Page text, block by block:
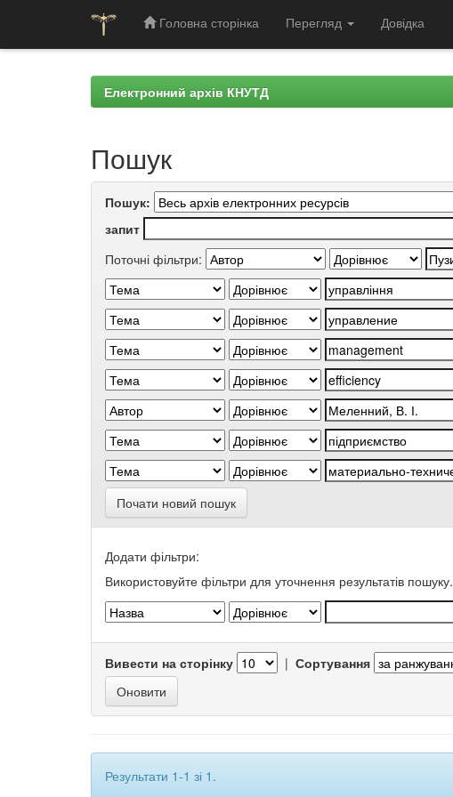
Головна сторінка Перегляд Довідка
Електронний архів КНУТД
Пошук
Пошук:
запит
Поточні фільтри:
Почати новий пошук
Додати фільтри:
Використовуйте фільтри для уточнення результатів пошуку.
Вивести на сторінку | Сортування
Результати 1-1 зі 1.